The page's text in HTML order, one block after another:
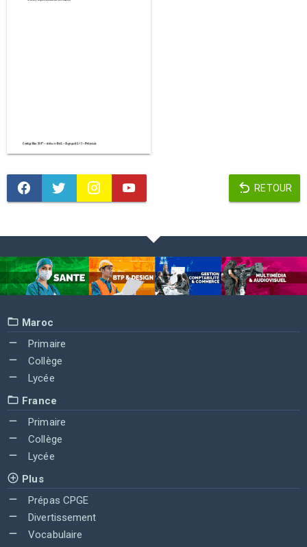
RETOUR
Maroc
Primaire
Collège
Lycée
France
Primaire
Collège
Lycée
Plus
Prépas CPGE
Divertissement
Vocabulaire